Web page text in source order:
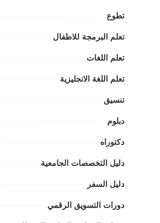
تطوع
تعلم البرمجة للاطفال
تعلم اللغات
تعلم اللغة الانجليزية
تنسيق
دبلوم
دكتوراه
دليل التخصصات الجامعية
دليل السفر
دورات التسويق الرقمي